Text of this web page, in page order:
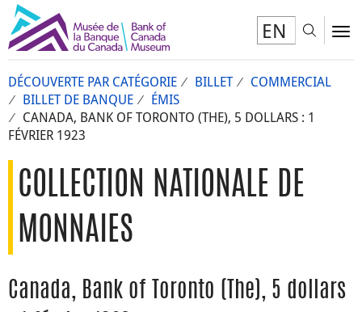
EN
DÉCOUVERTE PAR CATÉGORIE BILLET
COMMERCIAL
BILLET DE BANQUE
ÉMIS
CANADA, BANK OF TORONTO (THE), 5 DOLLARS : 1
FÉVRIER 1923
COLLECTION NATIONALE DE
MONNAIES
Canada, Bank of Toronto (The), 5 dollars